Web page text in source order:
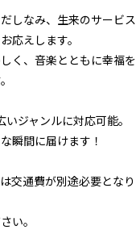
しなみ、生来のサービス
応えします。
く、音楽とともに幸福を
ジャンルに対応可能。
瞬間に届けます！
交通費が別途必要となり
い。